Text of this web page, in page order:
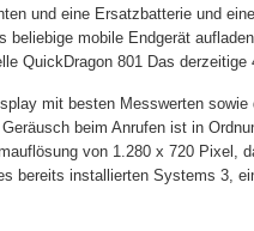
und eine Ersatzbatterie und
beliebige mobile Endgerät
QuickDragon 801 Das
mit besten Messwerten
beim Anrufen ist in
von 1.280 x 720 Pixel,
bereits installierten Systems 3,